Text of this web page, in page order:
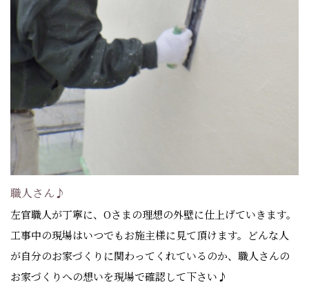
職人さん♪
左官職人が丁寧に、Oさまの理想の外壁に仕上げていきます。
工事中の現場はいつでもお施主様に見て頂けます。どんな人
が自分のお家づくりに関わってくれているのか、職人さんの
お家づくりへの想いを現場で確認して下さい♪